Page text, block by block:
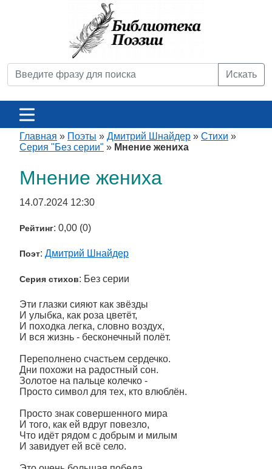
Искать
Главная » Поэты » Дмитрий Шнайдер » Стихи »
Серия "Без серии" » Мнение жениха
Мнение жениха
14.07.2024 12:30
Рейтинг: 0,00 (0)
Поэт: Дмитрий Шнайдер
Серия стихов: Без серии
Эти глазки сияют как звёзды
И улыбка, как роза цветёт,
И походка легка, словно воздух,
И вся жизнь - бесконечный полёт.
Переполнено счастьем сердечко.
Дни похожи на радостный сон.
Золотое на пальце колечко -
Просто символ для тех, кто влюблён.
Просто знак совершенного мира
И того, как ей вдруг повезло,
Что идёт рядом с добрым и милым
И завидует ей всё село.